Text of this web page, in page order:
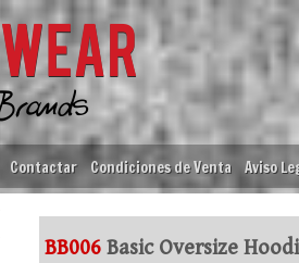
Contactar Condiciones de Venta Aviso
BB006 Basic Oversize